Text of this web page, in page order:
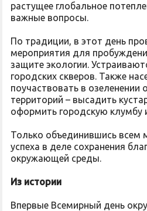
растущее глобальное
важные вопросы.
По традиции, в этот день
мероприятия для
защите экологии.
городских скверов. Также
поучаствовать в озеленении
территорий – высадить
оформить городскую клумбу
Только объединившись
успеха в деле сохранения
окружающей среды.
Из истории
Впервые Всемирный день